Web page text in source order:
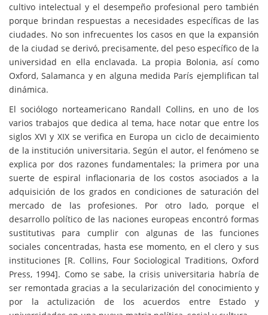
cultivo intelectual y el desempeño profesional pero también
porque brindan respuestas a necesidades específicas de las
ciudades. No son infrecuentes los casos en que la expansión
de la ciudad se derivó, precisamente, del peso específico de la
universidad en ella enclavada. La propia Bolonia, así como
Oxford, Salamanca y en alguna medida París ejemplifican tal
dinámica.
El sociólogo norteamericano Randall Collins, en uno de los
varios trabajos que dedica al tema, hace notar que entre los
siglos XVI y XIX se verifica en Europa un ciclo de decaimiento
de la institución universitaria. Según el autor, el fenómeno se
explica por dos razones fundamentales; la primera por una
suerte de espiral inflacionaria de los costos asociados a la
adquisición de los grados en condiciones de saturación del
mercado de las profesiones. Por otro lado, porque el
desarrollo político de las naciones europeas encontró formas
sustitutivas para cumplir con algunas de las funciones
sociales concentradas, hasta ese momento, en el clero y sus
instituciones [R. Collins, Four Sociological Traditions, Oxford
Press, 1994]. Como se sabe, la crisis universitaria habría de
ser remontada gracias a la secularización del conocimiento y
por la actulización de los acuerdos entre Estado y